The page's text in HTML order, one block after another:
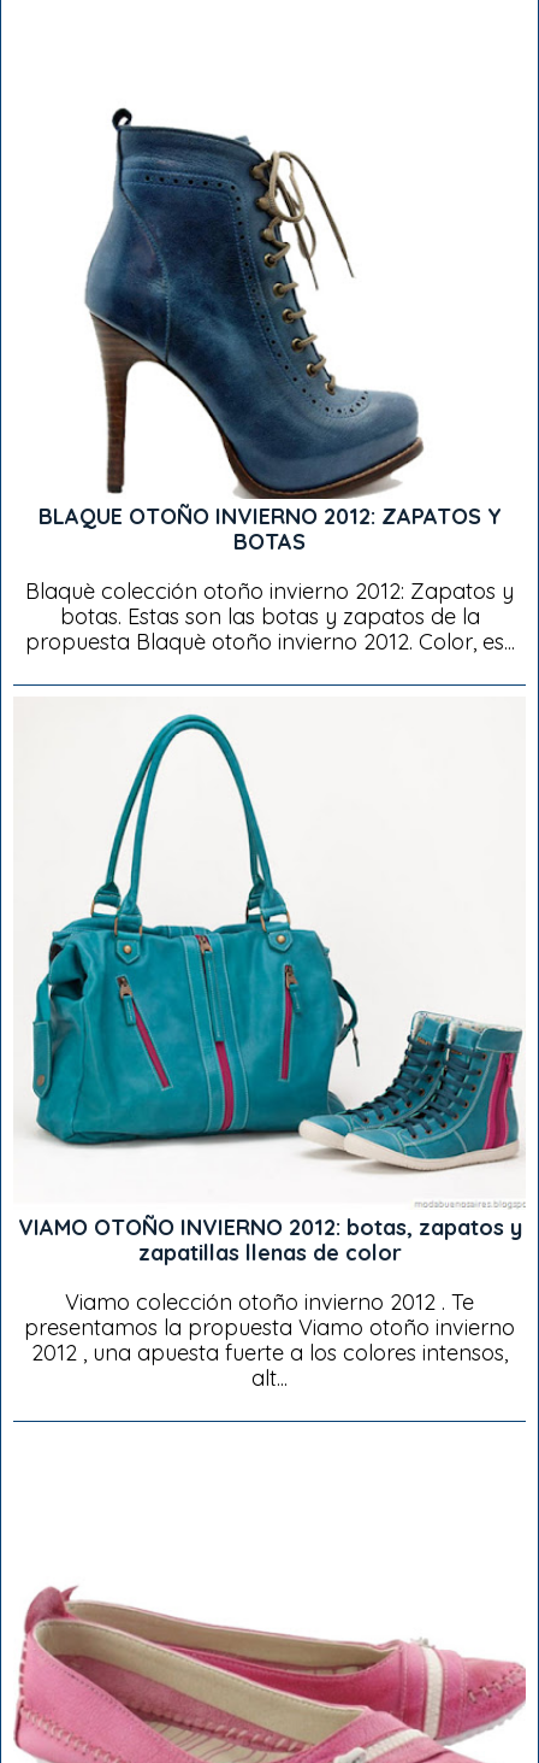
BLAQUE OTOÑO INVIERNO 2012: ZAPATOS Y
BOTAS
Blaquè colección otoño invierno 2012: Zapatos y
botas. Estas son las botas y zapatos de la
propuesta Blaquè otoño invierno 2012. Color, es...
VIAMO OTOÑO INVIERNO 2012: botas, zapatos y
zapatillas llenas de color
Viamo colección otoño invierno 2012 . Te
presentamos la propuesta Viamo otoño invierno
2012 , una apuesta fuerte a los colores intensos,
alt...